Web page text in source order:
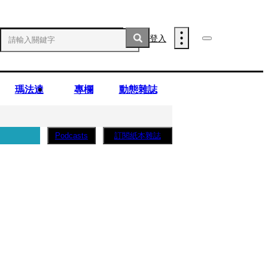
登入
瑪法達 專欄 動態雜誌
Podcasts 訂閱紙本雜誌